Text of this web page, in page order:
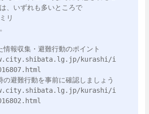
、いずれも多いところで
リ
情報収集・避難行動のポイント
kurashi/i
の避難行動を事前に確認しましょう
kurashi/i